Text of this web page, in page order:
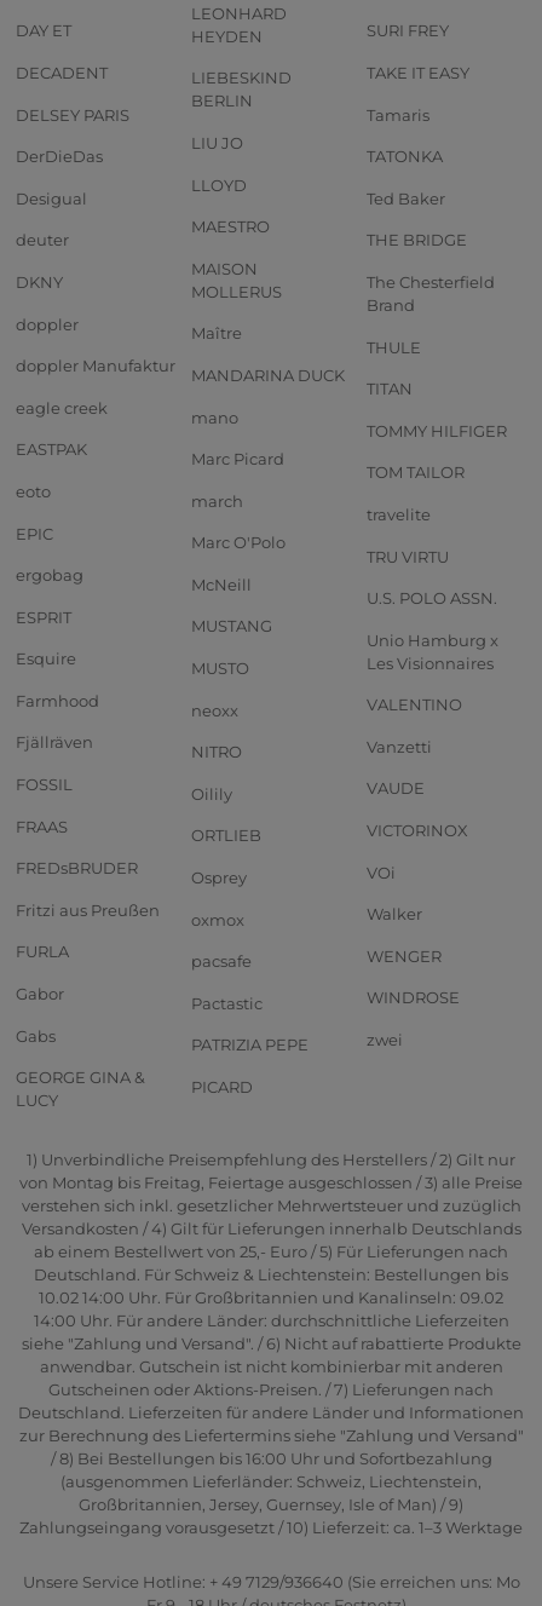
DAY ET
DECADENT
DELSEY PARIS
DerDieDas
Desigual
deuter
DKNY
doppler
doppler Manufaktur
eagle creek
EASTPAK
eoto
EPIC
ergobag
ESPRIT
Esquire
Farmhood
Fjällräven
FOSSIL
FRAAS
FREDsBRUDER
Fritzi aus Preußen
FURLA
Gabor
Gabs
GEORGE GINA &
LUCY
LEONHARD
HEYDEN
LIEBESKIND
BERLIN
LIU JO
LLOYD
MAESTRO
MAISON
MOLLERUS
Maître
MANDARINA DUCK
mano
Marc Picard
march
Marc O'Polo
McNeill
MUSTANG
MUSTO
neoxx
NITRO
Oilily
ORTLIEB
Osprey
oxmox
pacsafe
Pactastic
PATRIZIA PEPE
PICARD
SURI FREY
TAKE IT EASY
Tamaris
TATONKA
Ted Baker
THE BRIDGE
The Chesterfield
Brand
THULE
TITAN
TOMMY HILFIGER
TOM TAILOR
travelite
TRU VIRTU
U.S. POLO ASSN.
Unio Hamburg x
Les Visionnaires
VALENTINO
Vanzetti
VAUDE
VICTORINOX
VOi
Walker
WENGER
WINDROSE
zwei
1) Unverbindliche Preisempfehlung des Herstellers / 2) Gilt nur
von Montag bis Freitag, Feiertage ausgeschlossen / 3) alle Preise
verstehen sich inkl. gesetzlicher Mehrwertsteuer und zuzüglich
Versandkosten / 4) Gilt für Lieferungen innerhalb Deutschlands
ab einem Bestellwert von 25,- Euro / 5) Für Lieferungen nach
Deutschland. Für Schweiz & Liechtenstein: Bestellungen bis
10.02 14:00 Uhr. Für Großbritannien und Kanalinseln: 09.02
14:00 Uhr. Für andere Länder: durchschnittliche Lieferzeiten
siehe "Zahlung und Versand". / 6) Nicht auf rabattierte Produkte
anwendbar. Gutschein ist nicht kombinierbar mit anderen
Gutscheinen oder Aktions-Preisen. / 7) Lieferungen nach
Deutschland. Lieferzeiten für andere Länder und Informationen
zur Berechnung des Liefertermins siehe "Zahlung und Versand"
/ 8) Bei Bestellungen bis 16:00 Uhr und Sofortbezahlung
(ausgenommen Lieferländer: Schweiz, Liechtenstein,
Großbritannien, Jersey, Guernsey, Isle of Man) / 9)
Zahlungseingang vorausgesetzt / 10) Lieferzeit: ca. 1–3 Werktage
Unsere Service Hotline: + 49 7129/936640 (Sie erreichen uns: Mo